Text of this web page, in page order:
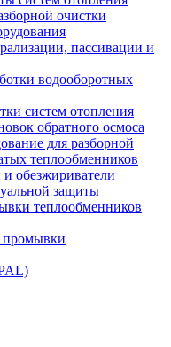
очистки
пассивации и
водооборотных
систем отопления
обратного осмоса
для разборной
теплообменников
обезжириватели
защиты
теплообменников
промывки